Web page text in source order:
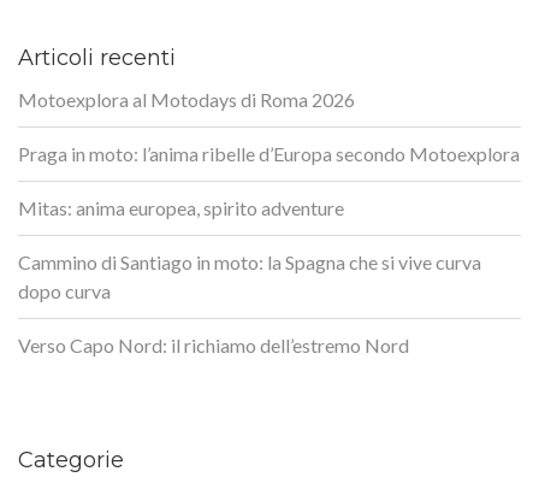
Articoli recenti
Motoexplora al Motodays di Roma 2026
Praga in moto: l’anima ribelle d’Europa secondo Motoexplora
Mitas: anima europea, spirito adventure
Cammino di Santiago in moto: la Spagna che si vive curva
dopo curva
Verso Capo Nord: il richiamo dell’estremo Nord
Categorie